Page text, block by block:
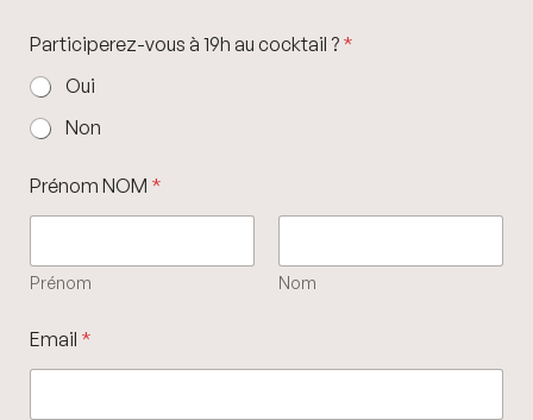
Participerez-vous à 19h au cocktail ? *
Oui
Non
Prénom NOM *
Prénom Nom
Email *